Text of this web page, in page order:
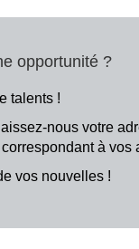
opportunité ?
talents !
nous votre
à
vos nouvelles !